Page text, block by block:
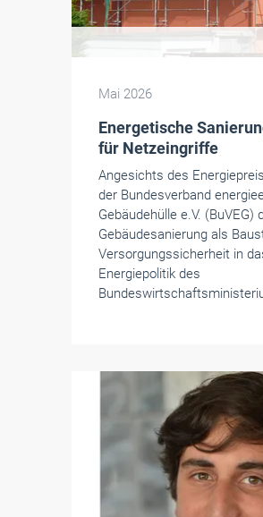
Mai 2026
Energetische
für Netzeingriffe
Angesichts des
der Bundesverband
Gebäudehülle e.V. (BuVEG)
Gebäudesanierung als
Versorgungssicherheit in
Energiepolitik des